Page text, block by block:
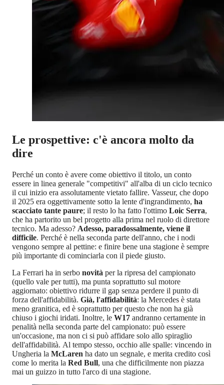
Le prospettive: c'è ancora molto da
dire
Perché un conto è avere come obiettivo il titolo, un conto
essere in linea generale "competitivi" all'alba di un ciclo tecnico
il cui inizio era assolutamente vietato fallire. Vasseur, che dopo
il 2025 era oggettivamente sotto la lente d'ingrandimento, ha
scacciato tante paure; il resto lo ha fatto l'ottimo Loic Serra,
che ha partorito un bel progetto alla prima nel ruolo di direttore
tecnico. Ma adesso? Adesso, paradossalmente, viene il
difficile. Perché è nella seconda parte dell'anno, che i nodi
vengono sempre al pettine: e finire bene una stagione è sempre
più importante di cominciarla con il piede giusto.
La Ferrari ha in serbo novità per la ripresa del campionato
(quello vale per tutti), ma punta soprattutto sul motore
aggiornato: obiettivo ridurre il gap senza perdere il punto di
forza dell'affidabilità. Già, l'affidabilità: la Mercedes è stata
meno granitica, ed è soprattutto per questo che non ha già
chiuso i giochi iridati. Inoltre, le W17 andranno certamente in
penalità nella seconda parte del campionato: può essere
un'occasione, ma non ci si può affidare solo allo spiraglio
dell'affidabilità. Al tempo stesso, occhio alle spalle: vincendo in
Ungheria la McLaren ha dato un segnale, e merita credito così
come lo merita la Red Bull, una che difficilmente non piazza
mai un guizzo in tutto l'arco di una stagione.